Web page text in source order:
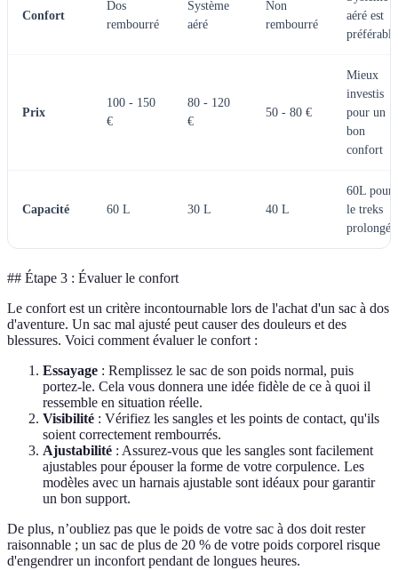
Confort
Dos
rembourré
Système
aéré
Non
rembourré
aéré est
préférable
Prix
100 - 150
€
80 - 120
€
50 - 80 €
Mieux
investis
pour un
bon
confort
Capacité 60 L 30 L 40 L
60L pour
le treks
prolongés
## Étape 3 : Évaluer le confort
Le confort est un critère incontournable lors de l'achat d'un sac à dos
d'aventure. Un sac mal ajusté peut causer des douleurs et des
blessures. Voici comment évaluer le confort :
Essayage : Remplissez le sac de son poids normal, puis
portez-le. Cela vous donnera une idée fidèle de ce à quoi il
ressemble en situation réelle.
Visibilité : Vérifiez les sangles et les points de contact, qu'ils
soient correctement rembourrés.
Ajustabilité : Assurez-vous que les sangles sont facilement
ajustables pour épouser la forme de votre corpulence. Les
modèles avec un harnais ajustable sont idéaux pour garantir
un bon support.
De plus, n’oubliez pas que le poids de votre sac à dos doit rester
raisonnable ; un sac de plus de 20 % de votre poids corporel risque
d'engendrer un inconfort pendant de longues heures.